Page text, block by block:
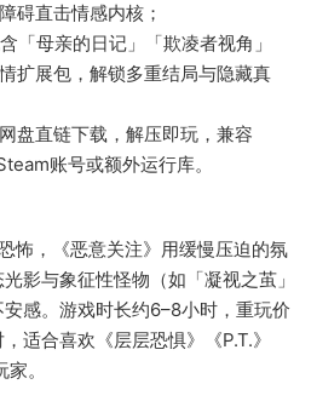
碍直击情感内核；
含「母亲的日记」「欺凌者视角」
扩展包，解锁多重结局与隐藏真
盘直链下载，解压即玩，兼容
账号或额外运行库。
怖，《恶意关注》用缓慢压迫的氛
影与象征性怪物（如「凝视之茧」
安感。游戏时长约6–8小时，重玩价
适合喜欢《层层恐惧》《P.T.》
。